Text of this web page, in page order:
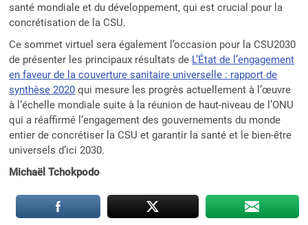
santé mondiale et du développement, qui est crucial pour la
concrétisation de la CSU.
Ce sommet virtuel sera également l’occasion pour la CSU2030
de présenter les principaux résultats de L’État de l’engagement
en faveur de la couverture sanitaire universelle : rapport de
synthèse 2020 qui mesure les progrès actuellement à l’œuvre
à l’échelle mondiale suite à la réunion de haut-niveau de l’ONU
qui a réaffirmé l’engagement des gouvernements du monde
entier de concrétiser la CSU et garantir la santé et le bien-être
universels d’ici 2030.
Michaël Tchokpodo